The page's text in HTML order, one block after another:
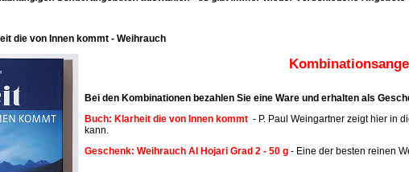
die von Innen kommt - Weihrauch
Bei den Kombinationen bezahlen Sie eine Ware und erhalten als
Buch: Klarheit die von Innen kommt - P. Paul Weingartner zeigt hier in
kann.
Geschenk: Weihrauch Al Hojari Grad 2 - 50 g - Eine der besten reinen